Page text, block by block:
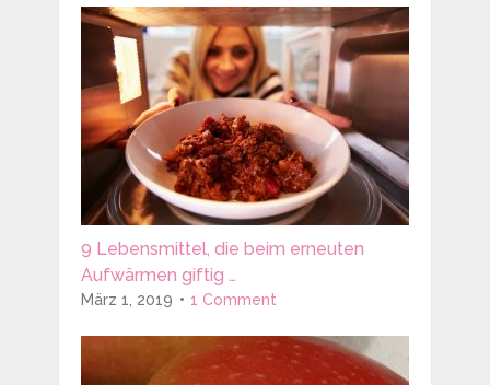
9 Lebensmittel, die beim erneuten
Aufwärmen giftig …
März 1, 2019 1 Comment